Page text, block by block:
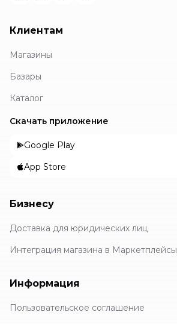
Клиентам
Магазины
Базары
Каталог
Скачать приложение
Google Play
App Store
Бизнесу
Доставка для юридических лиц
Интеграция магазина в Маркетплейсы
Информация
Пользовательское соглашение